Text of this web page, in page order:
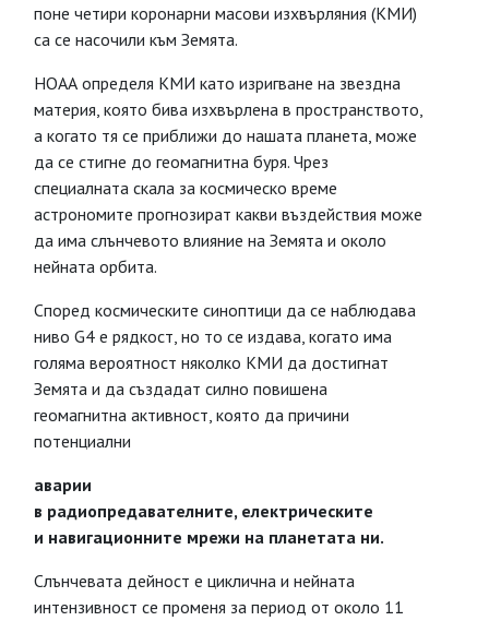
поне четири коронарни масови изхвърляния (КМИ)
са се насочили към Земята.
НОАА определя КМИ като изригване на звездна
материя, която бива изхвърлена в пространството,
а когато тя се приближи до нашата планета, може
да се стигне до геомагнитна буря. Чрез
специалната скала за космическо време
астрономите прогнозират какви въздействия може
да има слънчевото влияние на Земята и около
нейната орбита.
Според космическите синоптици да се наблюдава
ниво G4 е рядкост, но то се издава, когато има
голяма вероятност няколко КМИ да достигнат
Земята и да създадат силно повишена
геомагнитна активност, която да причини
потенциални
аварии
в радиопредавателните, електрическите
и навигационните мрежи на планетата ни.
Слънчевата дейност е циклична и нейната
интензивност се променя за период от около 11